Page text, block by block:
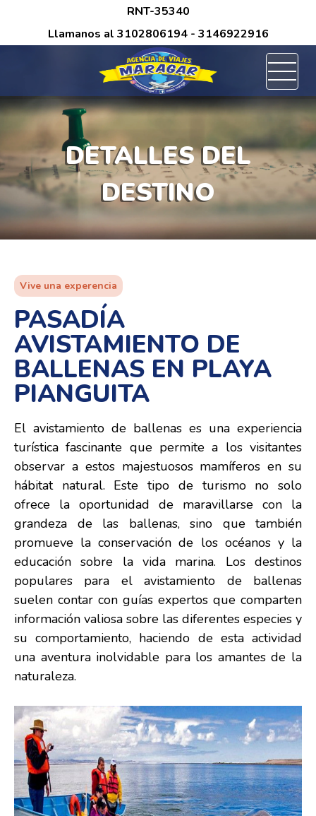
RNT-35340
Llamanos al 3102806194 - 3146922916
DETALLES DEL
DESTINO
Vive una experencia
PASADÍA
AVISTAMIENTO DE
BALLENAS EN PLAYA
PIANGUITA
El avistamiento de ballenas es una experiencia
turística fascinante que permite a los visitantes
observar a estos majestuosos mamíferos en su
hábitat natural. Este tipo de turismo no solo
ofrece la oportunidad de maravillarse con la
grandeza de las ballenas, sino que también
promueve la conservación de los océanos y la
educación sobre la vida marina. Los destinos
populares para el avistamiento de ballenas
suelen contar con guías expertos que comparten
información valiosa sobre las diferentes especies y
su comportamiento, haciendo de esta actividad
una aventura inolvidable para los amantes de la
naturaleza.